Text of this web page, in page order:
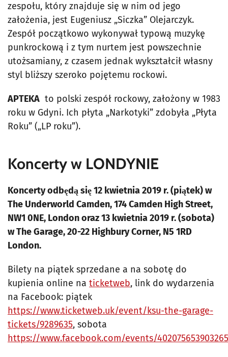
zespołu, który znajduje się w nim od jego
założenia, jest Eugeniusz „Siczka” Olejarczyk.
Zespół początkowo wykonywał typową muzykę
punkrockową i z tym nurtem jest powszechnie
utożsamiany, z czasem jednak wykształcił własny
styl bliższy szeroko pojętemu rockowi.
APTEKA to polski zespół rockowy, założony w 1983
roku w Gdyni. Ich płyta „Narkotyki” zdobyła „Płyta
Roku” („LP roku”).
Koncerty w LONDYNIE
Koncerty odbędą się 12 kwietnia 2019 r. (piątek) w
The Underworld Camden, 174 Camden High Street,
NW1 0NE, London oraz 13 kwietnia 2019 r. (sobota)
w The Garage, 20-22 Highbury Corner, N5 1RD
London.
Bilety na piątek sprzedane a na sobotę do
kupienia online na ticketweb, link do wydarzenia
na Facebook: piątek
https://www.ticketweb.uk/event/ksu-the-garage-
tickets/9289635, sobota
https://www.facebook.com/events/